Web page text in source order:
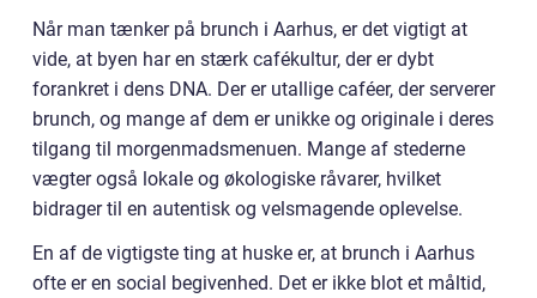
Når man tænker på brunch i Aarhus, er det vigtigt at
vide, at byen har en stærk cafékultur, der er dybt
forankret i dens DNA. Der er utallige caféer, der serverer
brunch, og mange af dem er unikke og originale i deres
tilgang til morgenmadsmenuen. Mange af stederne
vægter også lokale og økologiske råvarer, hvilket
bidrager til en autentisk og velsmagende oplevelse.
En af de vigtigste ting at huske er, at brunch i Aarhus
ofte er en social begivenhed. Det er ikke blot et måltid,